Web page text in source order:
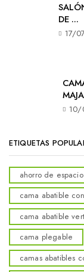
DE ...
17/
10/
ETIQUETAS
ahorro de espacio
cama abatible
cama abatible
cama plegable
camas abatibles